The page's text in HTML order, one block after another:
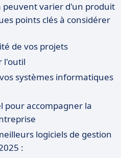
peuvent varier d'un produit
points clés à considérer
de vos projets
l'outil
systèmes informatiques
pour accompagner la
logiciels de gestion
: